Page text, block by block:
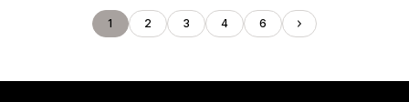
1 2 3 4 6